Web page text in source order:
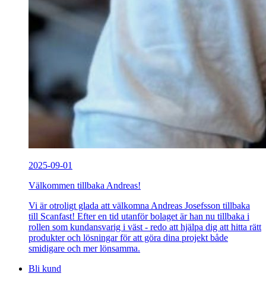
2025-09-01
Välkommen tillbaka Andreas!
Vi är otroligt glada att välkomna Andreas Josefsson tillbaka
till Scanfast! Efter en tid utanför bolaget är han nu tillbaka i
rollen som kundansvarig i väst - redo att hjälpa dig att hitta rätt
produkter och lösningar för att göra dina projekt både
smidigare och mer lönsamma.
Bli kund